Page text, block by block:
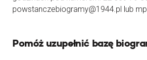
powstanczebiogramy@1944.pl lub
Pomóż uzupełnić bazę